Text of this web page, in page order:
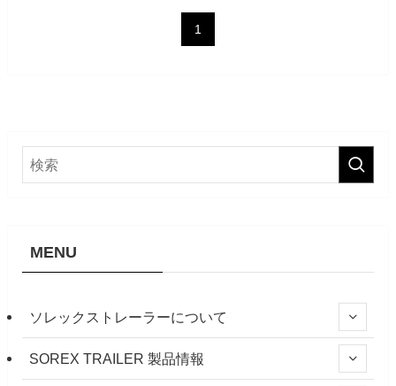
1
MENU
ソレックストレーラーについて
SOREX TRAILER 製品情報